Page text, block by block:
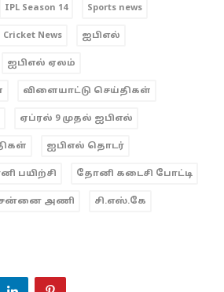
IPL Season 14 Sports news
Cricket News ஐபிஎல்
ஐபிஎல் ஏலம்
விளையாட்டு செய்திகள்
ஏப்ரல் 9 முதல் ஐபிஎல்
ஐபிஎல் தொடர்
பயிற்சி தோனி கடைசி போட்டி
அணி சி.எஸ்.கே